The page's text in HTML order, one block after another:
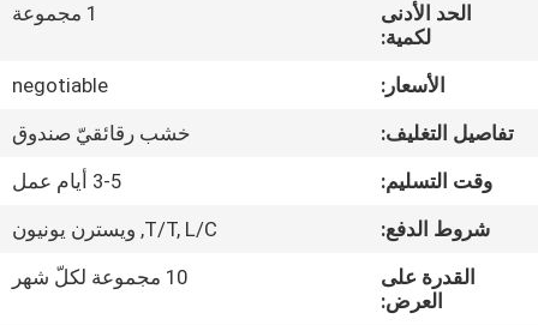
في
المعمل
اتصل
الحد الأدنى
لكمية:
1 مجموعة
الأسعار:
negotiable
تفاصيل التغليف:
خشب رقائقيّ صندوق
وقت التسليم:
3-5 أيام عمل
شروط الدفع:
T/T, L/C, ويسترن يونيون
القدرة على
العرض:
10 مجموعة لكلّ شهر